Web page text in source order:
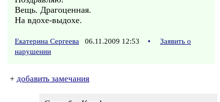
Вещь. Драгоценная.
На вдохе-выдохе.
Екатерина Сергеева 06.11.2009 12:53 •
Заявить о
нарушении
+ добавить замечания